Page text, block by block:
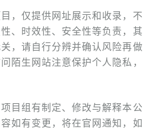
目，仅提供网址展示和收录，不
、时效性、安全性等负责，其
，请自行分辨并确认风险再做
陌生网站注意保护个人隐私，
项目组有制定、修改与解释本公
如有变更，将在官网通知，如